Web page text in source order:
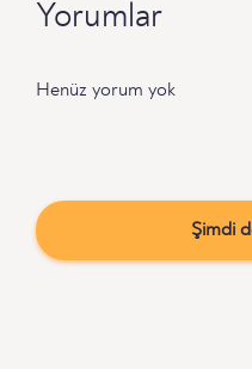
Yorumlar
Henüz yorum yok
Şimdi